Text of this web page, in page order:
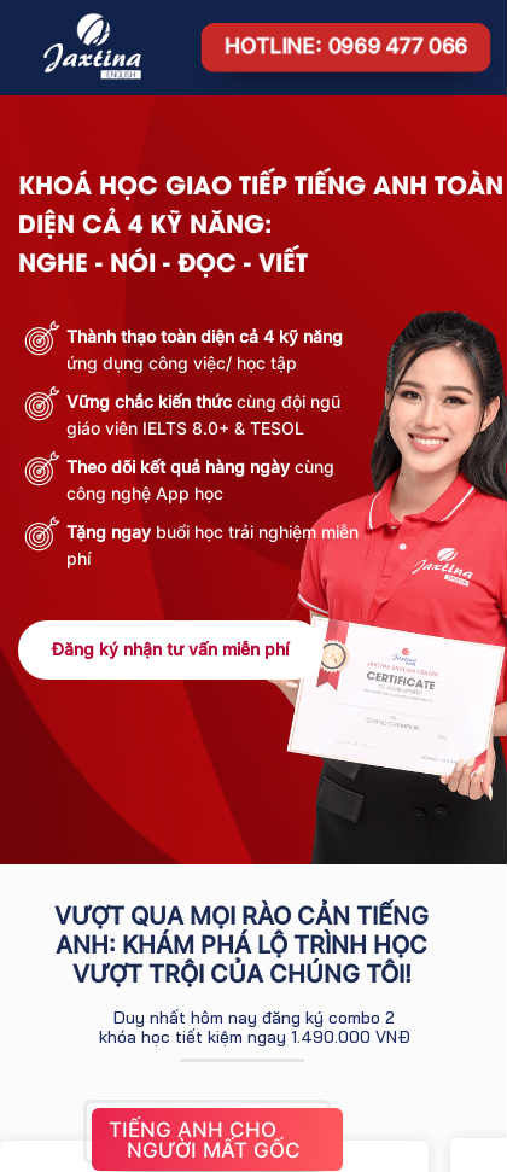
HOTLINE: 0969 477 066
Thành thạo toàn diện cả 4 kỹ năng
ứng dụng công việc/ học tập
Vững chắc kiến thức cùng đội ngũ
giáo viên IELTS 8.0+ & TESOL
Theo dõi kết quả hàng ngàycùng
công nghệ App học
Tặng ngay buổi học trải nghiệm miễn
phí
KHOÁ HỌC GIAO TIẾP TIẾNG ANH TOÀN
DIỆN CẢ 4 KỸ NĂNG:
NGHE - NÓI - ĐỌC - VIẾT
Đăng ký nhận tư vấn miễn phí
VƯỢT QUA MỌI RÀO CẢN TIẾNG
ANH: KHÁM PHÁ LỘ TRÌNH HỌC
VƯỢT TRỘI CỦA CHÚNG TÔI!
Duy nhất hôm nay đăng ký combo 2
khóa học tiết kiệm ngay 1.490.000 VNĐ
TIẾNG ANH CHO
NGƯỜI MẤT GỐC